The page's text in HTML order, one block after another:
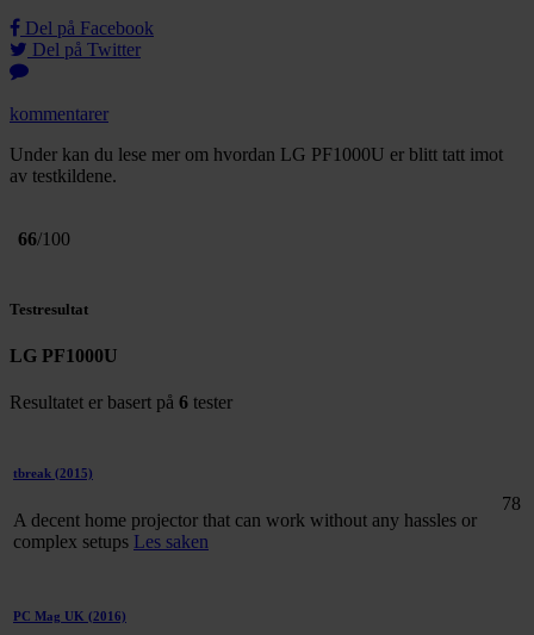
Del på Facebook
Del på Twitter
kommentarer
Under kan du lese mer om hvordan LG PF1000U er blitt tatt imot
av testkildene.
66/100
Testresultat
LG PF1000U
Resultatet er basert på 6 tester
tbreak (2015)
A decent home projector that can work without any hassles or
complex setups Les saken
78
PC Mag UK (2016)